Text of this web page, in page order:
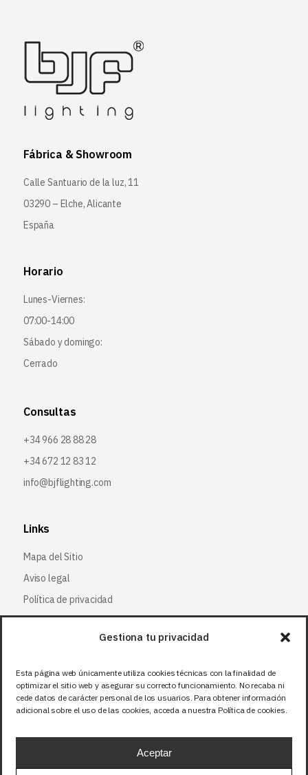
Gestiona tu privacidad
Esta página web únicamente utiliza cookies técnicas con la finalidad de
optimizar el sitio web y asegurar su correcto funcionamiento. No recaba ni
cede datos de carácter personal de los usuarios. Para obtener información
adicional sobre el uso de las cookies, acceda a nuestra Política de cookies.
Aceptar
Fábrica & Showroom
Calle Santuario de la luz, 11
03290 – Elche, Alicante
España
Horario
Lunes-Viernes:
07:00-14:00
Sábado y domingo:
Cerrado
Consultas
+34 966 28 88 28
+34 672 12 83 12
info@bjflighting.com
Links
Mapa del Sitio
Aviso legal
Política de privacidad
Política de cookies
Síguenos
Facebook
X (Twitter)
Instagram